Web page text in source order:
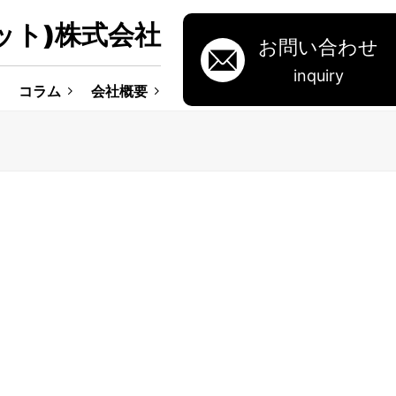
ト)株式会社
コラム 会社概要
お問い合わせ
inquiry